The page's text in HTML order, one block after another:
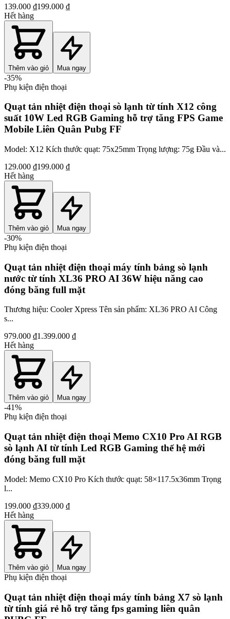
139.000 ₫199.000 ₫
Hết hàng
Thêm vào giỏ Mua ngay
-35%
Phụ kiện điện thoại
Quạt tản nhiệt điện thoại sò lạnh từ tính X12 công
suất 10W Led RGB Gaming hỗ trợ tăng FPS Game
Mobile Liên Quân Pubg FF
Model: X12 Kích thước quạt: 75x25mm Trọng lượng: 75g Đầu và...
129.000 ₫199.000 ₫
Hết hàng
Thêm vào giỏ Mua ngay
-30%
Phụ kiện điện thoại
Quạt tản nhiệt điện thoại máy tính bảng sò lạnh
nước từ tính XL36 PRO AI 36W hiệu năng cao
đóng băng full mặt
Thương hiệu: Cooler Xpress Tên sản phẩm: XL36 PRO AI Công
s...
979.000 ₫1.399.000 ₫
Hết hàng
Thêm vào giỏ Mua ngay
-41%
Phụ kiện điện thoại
Quạt tản nhiệt điện thoại Memo CX10 Pro AI RGB
sò lạnh AI từ tính Led RGB Gaming thế hệ mới
đóng băng full mặt
Model: Memo CX10 Pro Kích thước quạt: 58×117.5x36mm Trọng
l...
199.000 ₫339.000 ₫
Hết hàng
Thêm vào giỏ Mua ngay
Phụ kiện điện thoại
Quạt tản nhiệt điện thoại máy tính bảng X7 sò lạnh
từ tính giá rẻ hỗ trợ tăng fps gaming liên quân